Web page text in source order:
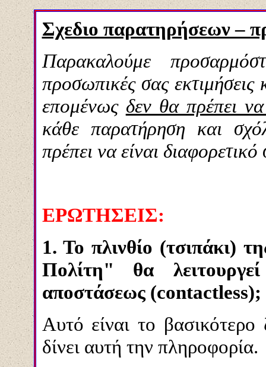
Σχεδιο παρατηρήσεων –
Παρακαλούμε
προσωπικές σας εκτιμήσεις
επομένως δεν θα πρέπει
κάθε παρατήρηση και
πρέπει να είναι
ΕΡΩΤΗΣΕΙΣ:
1. Το πλινθίο (τσιπάκι)
Πολίτη" θα
αποστάσεως (contactless);
Αυτό είναι το
δίνει αυτή την